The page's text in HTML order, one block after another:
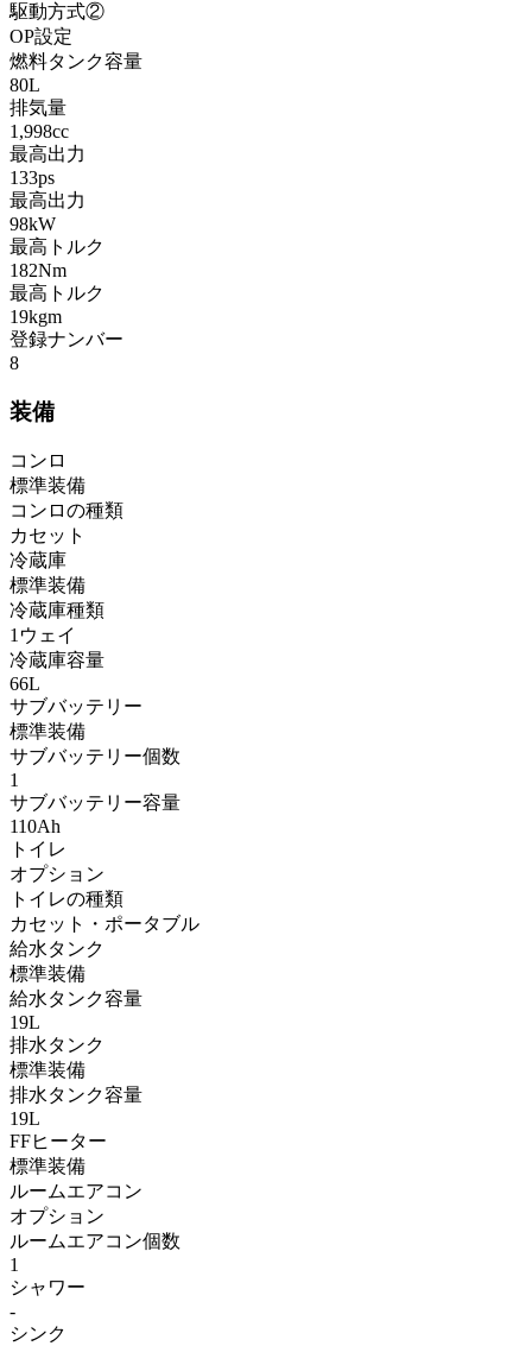
駆動方式②
OP設定
燃料タンク容量
80L
排気量
1,998cc
最高出力
133ps
最高出力
98kW
最高トルク
182Nm
最高トルク
19kgm
登録ナンバー
8
装備
コンロ
標準装備
コンロの種類
カセット
冷蔵庫
標準装備
冷蔵庫種類
1ウェイ
冷蔵庫容量
66L
サブバッテリー
標準装備
サブバッテリー個数
1
サブバッテリー容量
110Ah
トイレ
オプション
トイレの種類
カセット・ポータブル
給水タンク
標準装備
給水タンク容量
19L
排水タンク
標準装備
排水タンク容量
19L
FFヒーター
標準装備
ルームエアコン
オプション
ルームエアコン個数
1
シャワー
-
シンク